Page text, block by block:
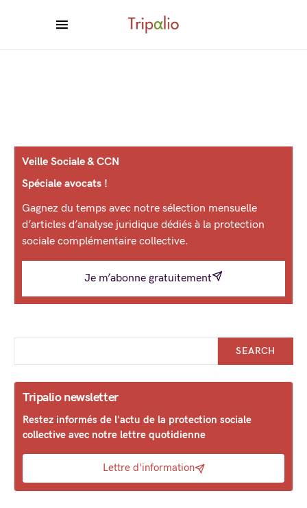
Veille Sociale & CCN
Spéciale avocats !
Gagnez du temps avec notre sélection mensuelle
d’articles d’analyse juridique dédiés à la protection
sociale complémentaire collective.
Je m’abonne gratuitement
SEARCH
Tripalio newsletter
Restez informés de l'actu de la protection sociale
collective avec notre lettre quotidienne
Lettre d'information